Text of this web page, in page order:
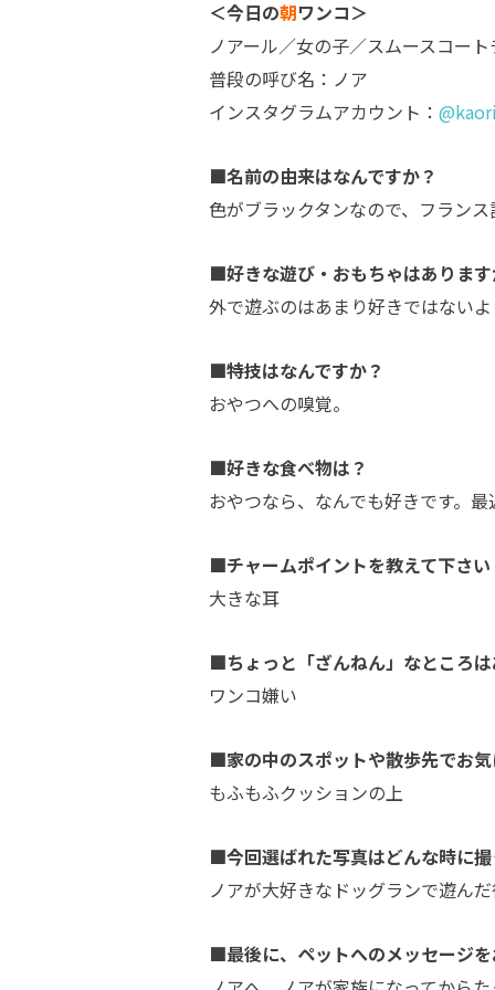
＜今日の朝ワンコ＞
ノアール／女の子／スムースコー
普段の呼び名：ノア
インスタグラムアカウント：
■名前の由来はなんですか？
色がブラックタンなので、フラン
■好きな遊び・おもちゃはありま
外で遊ぶのはあまり好きではない
■特技はなんですか？
おやつへの嗅覚。
■好きな食べ物は？
おやつなら、なんでも好きです。
■チャームポイントを教えて下さい
大きな耳
■ちょっと「ざんねん」なところ
ワンコ嫌い
■家の中のスポットや散歩先でお
もふもふクッションの上
■今回選ばれた写真はどんな時に
ノアが大好きなドッグランで遊ん
■最後に、ペットへのメッセージ